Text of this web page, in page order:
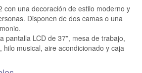
con una decoración de estilo moderno y
Disponen de dos camas o una
pantalla LCD de 37”, mesa de trabajo,
hilo musical, aire acondicionado y caja